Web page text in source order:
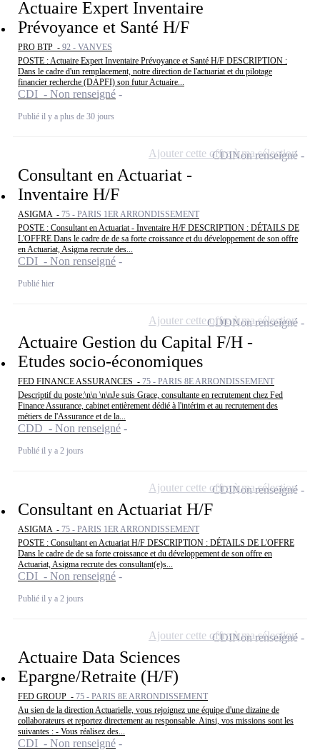
Actuaire Expert Inventaire
Prévoyance et Santé H/F
PRO BTP - 92 - VANVES
POSTE : Actuaire Expert Inventaire Prévoyance et Santé H/F DESCRIPTION :
Dans le cadre d'un remplacement, notre direction de l'actuariat et du pilotage
financier recherche (DAPFI) son futur Actuaire...
CDI - Non renseigné
Publié il y a plus de 30 jours
Consultant en Actuariat -
Inventaire H/F
ASIGMA - 75 - PARIS 1ER ARRONDISSEMENT
POSTE : Consultant en Actuariat - Inventaire H/F DESCRIPTION : DÉTAILS DE
L'OFFRE Dans le cadre de de sa forte croissance et du développement de son offre
en Actuariat, Asigma recrute des...
CDI - Non renseigné
Publié hier
CDINon renseigné
Ajouter cette offre à ma sélection
Actuaire Gestion du Capital F/H -
Etudes socio-économiques
FED FINANCE ASSURANCES - 75 - PARIS 8E ARRONDISSEMENT
Descriptif du poste:\n\n \n\nJe suis Grace, consultante en recrutement chez Fed
Finance Assurance, cabinet entièrement dédié à l'intérim et au recrutement des
métiers de l'Assurance et de la...
CDD - Non renseigné
Publié il y a 2 jours
CDDNon renseigné
Ajouter cette offre à ma sélection
Consultant en Actuariat H/F
ASIGMA - 75 - PARIS 1ER ARRONDISSEMENT
POSTE : Consultant en Actuariat H/F DESCRIPTION : DÉTAILS DE L'OFFRE
Dans le cadre de de sa forte croissance et du développement de son offre en
Actuariat, Asigma recrute des consultant(e)s...
CDI - Non renseigné
Publié il y a 2 jours
CDINon renseigné
Ajouter cette offre à ma sélection
Actuaire Data Sciences
Epargne/Retraite (H/F)
FED GROUP - 75 - PARIS 8E ARRONDISSEMENT
Au sien de la direction Actuarielle, vous rejoignez une équipe d'une dizaine de
collaborateurs et reportez directement au responsable. Ainsi, vos missions sont les
suivantes : - Vous réalisez des...
CDI - Non renseigné
CDINon renseigné
Ajouter cette offre à ma sélection